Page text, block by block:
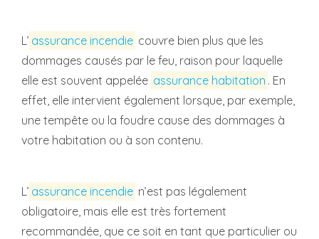
L’ assurance incendie couvre bien plus que les
dommages causés par le feu, raison pour laquelle
elle est souvent appelée assurance habitation . En
effet, elle intervient également lorsque, par exemple,
une tempête ou la foudre cause des dommages à
votre habitation ou à son contenu.
L’ assurance incendie n’est pas légalement
obligatoire, mais elle est très fortement
recommandée, que ce soit en tant que particulier ou